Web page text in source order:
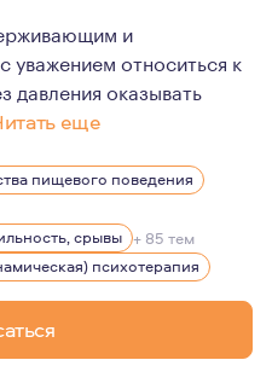
и
уважением относиться к
оказывать
еще
мне, как работа с
пищевого поведения
срывы + 85 тем
психотерапия